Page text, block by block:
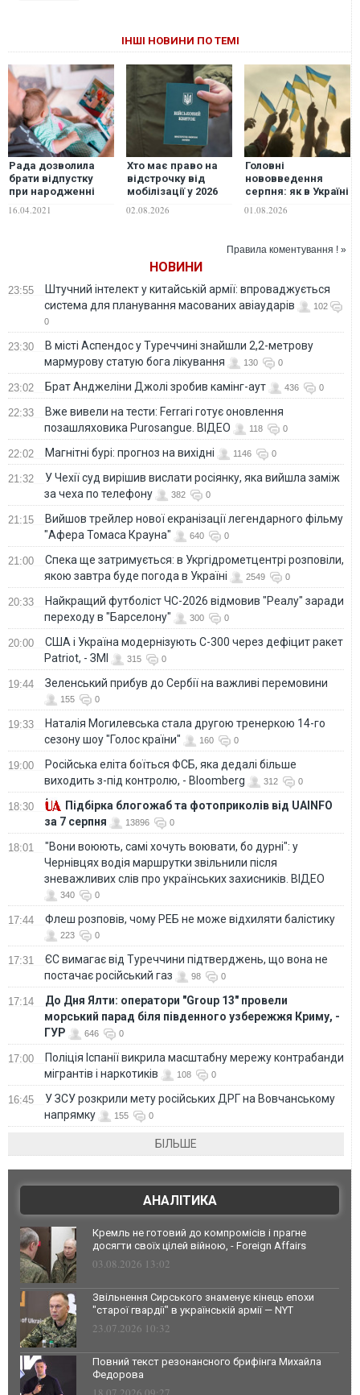
ІНШІ НОВИНИ ПО ТЕМІ
Рада дозволила
брати відпустку
при народженні
дитини батькові й
іншим членам
16.04.2021
Хто має право на
відстрочку від
мобілізації у 2026
році: повний
перелік підстав
02.08.2026
Головні
нововведення
серпня: як в Україні
зміняться
соцвиплати,
комуналка
01.08.2026
Правила коментування ! »
НОВИНИ
23:55
Штучний інтелект у китайській армії: впроваджується
система для планування масованих авіаударів
102
0
23:30
В місті Аспендос у Туреччині знайшли 2,2-метрову
мармурову статую бога лікування
130 0
23:02 Брат Анджеліни Джолі зробив камінг-аут 436 0
22:33
Вже вивели на тести: Ferrari готує оновлення
позашляховика Purosangue. ВІДЕО
118 0
22:02 Магнітні бурі: прогноз на вихідні 1146 0
21:32
У Чехії суд вирішив вислати росіянку, яка вийшла заміж
за чеха по телефону
382 0
21:15
Вийшов трейлер нової екранізації легендарного фільму
"Афера Томаса Крауна"
640 0
21:00
Спека ще затримується: в Укргідрометцентрі розповіли,
якою завтра буде погода в Україні
2549 0
20:33
Найкращий футболіст ЧС-2026 відмовив "Реалу" заради
переходу в "Барселону"
300 0
20:00
США і Україна модернізують С-300 через дефіцит ракет
Patriot, - ЗМІ
315 0
19:44 Зеленський прибув до Сербії на важливі перемовини
155 0
19:33
Наталія Могилевська стала другою тренеркою 14-го
сезону шоу "Голос країни"
160 0
19:00
Російська еліта боїться ФСБ, яка дедалі більше
виходить з-під контролю, - Bloomberg
312 0
18:30
Підбірка блогожаб та фотоприколів від UAINFO
за 7 серпня
13896 0
18:01
"Вони воюють, самі хочуть воювати, бо дурні": у
Чернівцях водія маршрутки звільнили після
зневажливих слів про українських захисників. ВІДЕО
340 0
17:44 Флеш розповів, чому РЕБ не може відхиляти балістику
223 0
17:31
ЄС вимагає від Туреччини підтверджень, що вона не
постачає російський газ
98 0
17:14
До Дня Ялти: оператори "Group 13" провели
морський парад біля південного узбережжя Криму, -
ГУР
646 0
17:00
Поліція Іспанії викрила масштабну мережу контрабанди
мігрантів і наркотиків
108 0
16:45
У ЗСУ розкрили мету російських ДРГ на Вовчанському
напрямку
155 0
БІЛЬШЕ
АНАЛІТИКА
Кремль не готовий до компромісів і прагне
досягти своїх цілей війною, - Foreign Affairs
03.08.2026 13:02
Звільнення Сирського знаменує кінець епохи
"старої гвардії" в українській армії — NYT
23.07.2026 10:32
Повний текст резонансного брифінга Михайла
Федорова